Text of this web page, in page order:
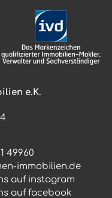
e.K.
49960
immobilien.de
auf instagram
auf facebook